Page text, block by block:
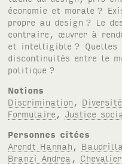
économie et morale ?
propre au design ? Le
contraire, œuvrer à
et intelligible ? Quelles
discontinuités entre le
politique ?
Notions
Discrimination , Diversité
Formulaire , Justice
Personnes citées
Arendt Hannah ,
Branzi Andrea ,